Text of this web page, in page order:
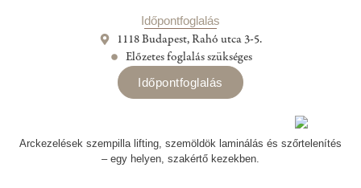
Időpontfoglalás
1118 Budapest, Rahó utca 3-5.
Előzetes foglalás szükséges
Időpontfoglalás
Arckezelések szempilla lifting, szemöldök laminálás és szőrtelenítés
– egy helyen, szakértő kezekben.